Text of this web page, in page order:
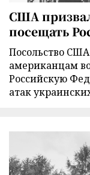
США
посещать
Посольство
американцам
Российскую
атак